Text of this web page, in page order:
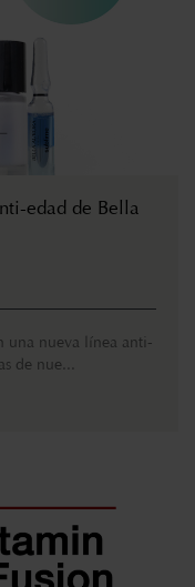
edad de Bella
una nueva línea anti-
de nue...